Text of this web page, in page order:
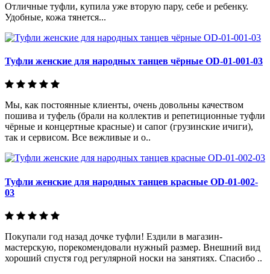
Отличные туфли, купила уже вторую пару, себе и ребенку.
Удобные, кожа тянется...
Туфли женские для народных танцев чёрные OD-01-001-03
Мы, как постоянные клиенты, очень довольны качеством
пошива и туфель (брали на коллектив и репетиционные туфли
чёрные и концертные красные) и сапог (грузинские ичиги),
так и сервисом. Все вежливые и о..
Туфли женские для народных танцев красные OD-01-002-
03
Покупали год назад дочке туфли! Ездили в магазин-
мастерскую, порекомендовали нужный размер. Внешний вид
хороший спустя год регулярной носки на занятиях. Спасибо ..